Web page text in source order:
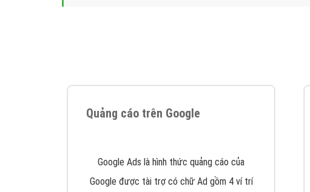
Quảng cáo trên Google
Google Ads là hình thức quảng cáo của
Google được tài trợ có chữ Ad gồm 4 ví trí